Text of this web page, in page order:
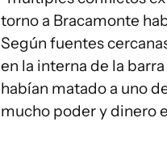
torno a Bracamonte
Según fuentes
en la interna de la
habían matado a uno
mucho poder y dinero